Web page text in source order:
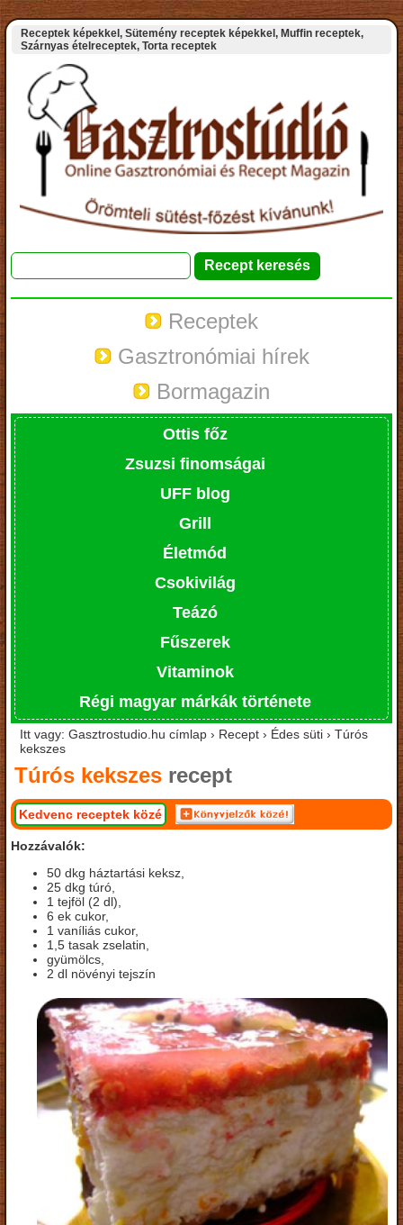
Receptek képekkel, Sütemény receptek képekkel, Muffin receptek,
Szárnyas ételreceptek, Torta receptek
Receptek
Gasztronómiai hírek
Bormagazin
Ottis főz
Zsuzsi finomságai
UFF blog
Grill
Életmód
Csokivilág
Teázó
Fűszerek
Vitaminok
Régi magyar márkák története
Itt vagy: Gasztrostudio.hu címlap › Recept › Édes süti › Túrós
kekszes
Túrós kekszes recept
Kedvenc receptek közé
Hozzávalók:
50 dkg háztartási keksz,
25 dkg túró,
1 tejföl (2 dl),
6 ek cukor,
1 vaníliás cukor,
1,5 tasak zselatin,
gyümölcs,
2 dl növényi tejszín